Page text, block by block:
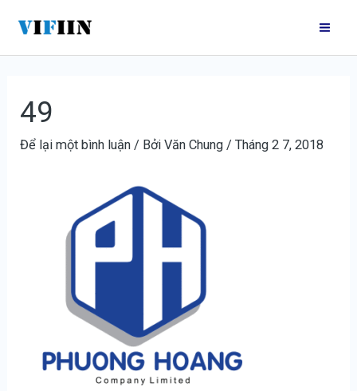
nội
49
Để lại một bình luận / BởiVăn Chung /Tháng 2 7, 2018
hướng
bài